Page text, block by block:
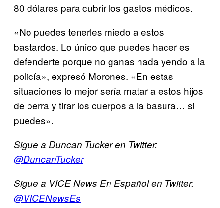
80 dólares para cubrir los gastos médicos.
«No puedes tenerles miedo a estos
bastardos. Lo único que puedes hacer es
defenderte porque no ganas nada yendo a la
policía», expresó Morones. «En estas
situaciones lo mejor sería matar a estos hijos
de perra y tirar los cuerpos a la basura… si
puedes».
Sigue a Duncan Tucker en Twitter:
@DuncanTucker
Sigue a VICE News En Español en Twitter:
@VICENewsEs